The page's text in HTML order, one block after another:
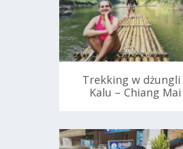
Trekking w dżungli
Kalu – Chiang Mai